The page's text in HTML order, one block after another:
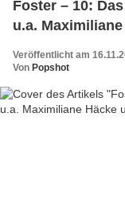
Foster – 10:
u.a.
Veröffentlicht am
Von Popshot